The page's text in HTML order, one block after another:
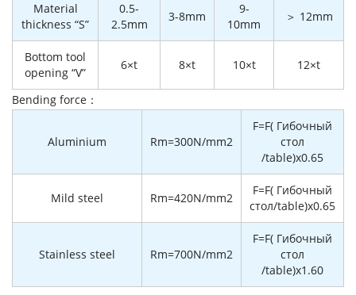
Material
thickness “S”
0.5-
2.5mm
3-8mm
9-
10mm
＞ 12mm
Bottom tool
opening “V”
6×t 8×t 10×t 12×t
Bending force：
Aluminium Rm=300N/mm2
F=F( Гибочный
стол
/table)x0.65
Mild steel Rm=420N/mm2
F=F( Гибочный
стол/table)x0.65
Stainless steel Rm=700N/mm2
F=F( Гибочный
стол
/table)x1.60